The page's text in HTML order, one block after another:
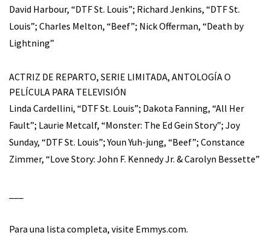
David Harbour, “DTF St. Louis”; Richard Jenkins, “DTF St.
Louis”; Charles Melton, “Beef”; Nick Offerman, “Death by
Lightning”
ACTRIZ DE REPARTO, SERIE LIMITADA, ANTOLOGÍA O
PELÍCULA PARA TELEVISIÓN
Linda Cardellini, “DTF St. Louis”; Dakota Fanning, “All Her
Fault”; Laurie Metcalf, “Monster: The Ed Gein Story”; Joy
Sunday, “DTF St. Louis”; Youn Yuh-jung, “Beef”; Constance
Zimmer, “Love Story: John F. Kennedy Jr. & Carolyn Bessette”
Para una lista completa, visite Emmys.com.